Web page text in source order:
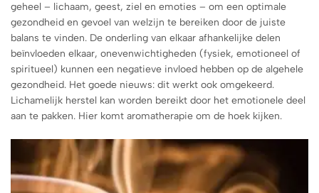
geheel – lichaam, geest, ziel en emoties – om een optimale
gezondheid en gevoel van welzijn te bereiken door de juiste
balans te vinden. De onderling van elkaar afhankelijke delen
beïnvloeden elkaar, onevenwichtigheden (fysiek, emotioneel of
spiritueel) kunnen een negatieve invloed hebben op de algehele
gezondheid. Het goede nieuws: dit werkt ook omgekeerd.
Lichamelijk herstel kan worden bereikt door het emotionele deel
aan te pakken. Hier komt aromatherapie om de hoek kijken.